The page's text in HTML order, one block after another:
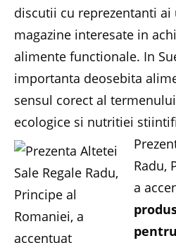
discutii cu reprezentanti
magazine interesate in
alimente functionale. In
importanta deosebita
sensul corect al
ecologice si nutritiei
Radu,
a